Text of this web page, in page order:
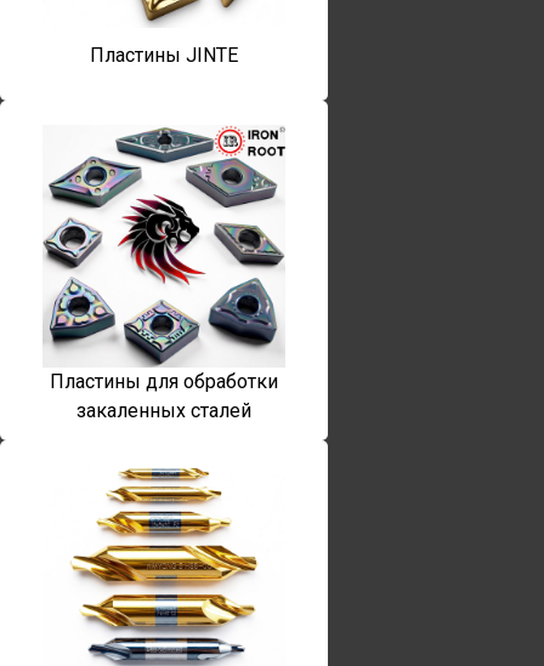
Пластины JINTE
Пластины для обработки
закаленных сталей